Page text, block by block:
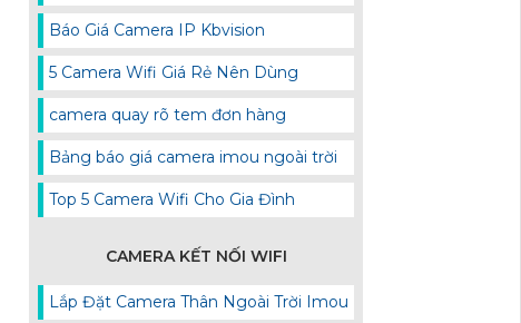
Báo Giá Camera IP Kbvision
5 Camera Wifi Giá Rẻ Nên Dùng
camera quay rõ tem đơn hàng
Bảng báo giá camera imou ngoài trời
Top 5 Camera Wifi Cho Gia Đình
CAMERA KẾT NỐI WIFI
Lắp Đặt Camera Thân Ngoài Trời Imou